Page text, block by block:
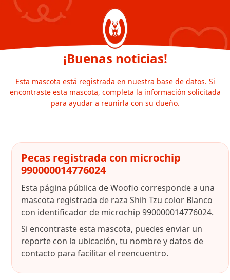
¡Buenas noticias!
Esta mascota está registrada en nuestra base de datos. Si
encontraste esta mascota, completa la información solicitada
para ayudar a reunirla con su dueño.
Pecas registrada con microchip
990000014776024
Esta página pública de Woofio corresponde a una
mascota registrada de raza Shih Tzu color Blanco
con identificador de microchip 990000014776024.
Si encontraste esta mascota, puedes enviar un
reporte con la ubicación, tu nombre y datos de
contacto para facilitar el reencuentro.